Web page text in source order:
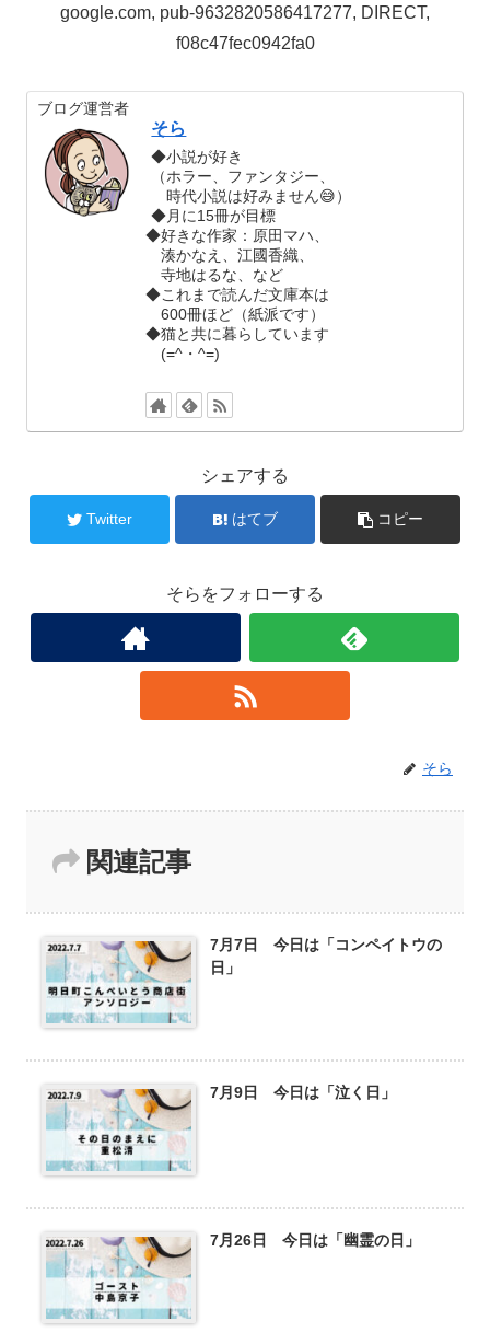
google.com, pub-9632820586417277, DIRECT,
f08c47fec0942fa0
ブログ運営者
そら
◆小説が好き
（ホラー、ファンタジー、
時代小説は好みません😅）
◆月に15冊が目標
◆好きな作家：原田マハ、
湊かなえ、江國香織、
寺地はるな、など
◆これまで読んだ文庫本は
600冊ほど（紙派です）
◆猫と共に暮らしています
(=^・^=)
シェアする
Twitter はてブ コピー
そらをフォローする
そら
関連記事
7月7日 今日は「コンペイトウの
日」
7月9日 今日は「泣く日」
7月26日 今日は「幽霊の日」